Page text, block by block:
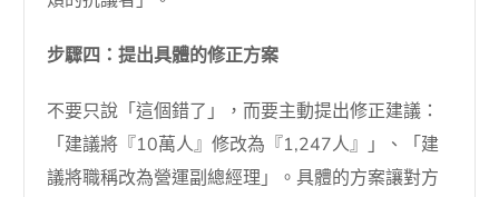
步驟四：提出具體的修正方案
不要只說「這個錯了」，而要主動提出修正建議：
「建議將『10萬人』修改為『1,247人』」、「建
議將職稱改為營運副總經理」。具體的方案讓對方